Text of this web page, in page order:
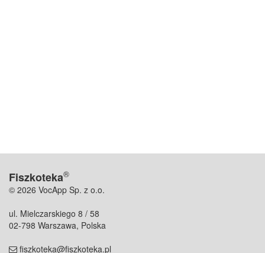
Fiszkoteka®
© 2026 VocApp Sp. z o.o.
ul. Mielczarskiego 8 / 58
02-798 Warszawa, Polska
fiszkoteka@fiszkoteka.pl